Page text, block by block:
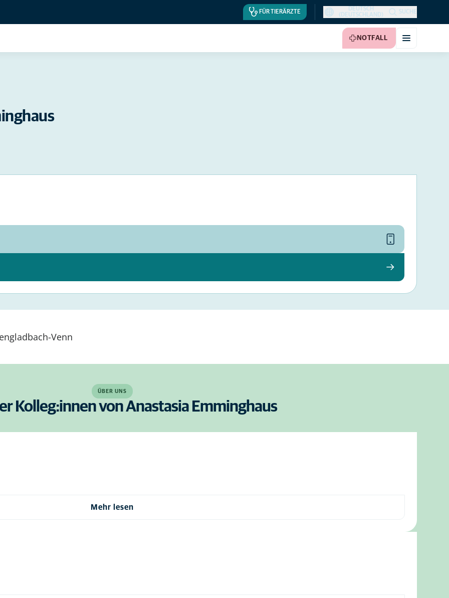
FÜR TIERÄRZTE
DEUTSCH
(DEUTSCHLAND)
SUCHE
NOTFALL
Venn
ÜBER UNS
Kolleg:innen von Anastasia Emminghaus
Mehr lesen